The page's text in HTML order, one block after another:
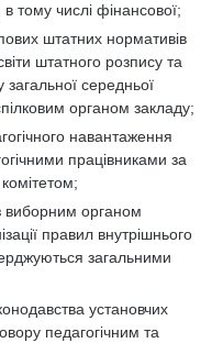
тому числі фінансової;
штатних нормативів
штатного розпису та
загальної середньої
органом закладу;
навантаження
працівниками за
виборним органом
правил внутрішнього
загальними
установчих
педагогічним та